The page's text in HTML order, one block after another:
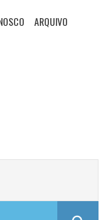
ARQUIVO